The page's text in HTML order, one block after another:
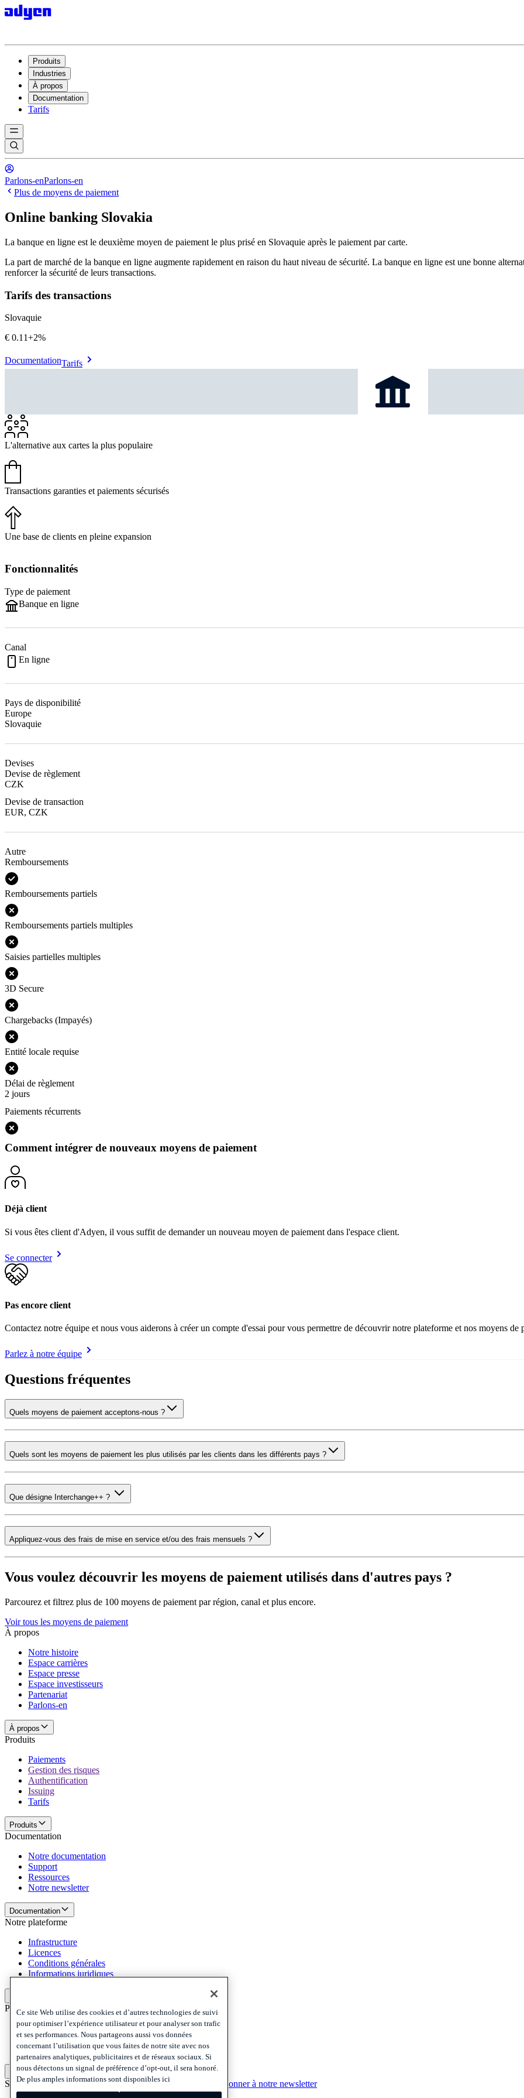
Produits
Industries
À propos
Documentation
Tarifs
Parlons-enParlons-en
Plus de moyens de paiement
Online banking Slovakia
La banque en ligne est le deuxième moyen de paiement le plus prisé en Slovaquie après le paiement par carte.
La part de marché de la banque en ligne augmente rapidement en raison du haut niveau de sécurité. La banque en ligne est une bonne
renforcer la sécurité de leurs transactions.
Tarifs des transactions
Slovaquie
€0.11+2%
DocumentationTarifs
L'alternative aux cartes la plus populaire
Transactions garanties et paiements sécurisés
Une base de clients en pleine expansion
Fonctionnalités
Type de paiement
Banque en ligne
Canal
En ligne
Pays de disponibilité
Europe
Slovaquie
Devises
Devise de règlement
CZK
Devise de transaction
EUR, CZK
Autre
Remboursements
Remboursements partiels
Remboursements partiels multiples
Saisies partielles multiples
3D Secure
Chargebacks (Impayés)
Entité locale requise
Délai de règlement
2 jours
Paiements récurrents
Comment intégrer de nouveaux moyens de paiement
Déjà client
Si vous êtes client d'Adyen, il vous suffit de demander un nouveau moyen de paiement dans l'espace client.
Se connecter
Pas encore client
Contactez notre équipe et nous vous aiderons à créer un compte d'essai pour vous permettre de découvrir notre plateforme et nos moyens de
Parlez à notre équipe
Questions fréquentes
Quels moyens de paiement acceptons-nous ?
Quels sont les moyens de paiement les plus utilisés par les clients dans les différents pays ?
Que désigne Interchange++ ?
Appliquez-vous des frais de mise en service et/ou des frais mensuels ?
Vous voulez découvrir les moyens de paiement utilisés dans d'autres pays ?
Parcourez et filtrez plus de 100 moyens de paiement par région, canal et plus encore.
Voir tous les moyens de paiement
À propos
Notre histoire
Espace carrières
Espace presse
Espace investisseurs
Partenariat
Parlons-en
À propos
Produits
Paiements
Gestion des risques
Authentification
Issuing
Tarifs
Produits
Documentation
Notre documentation
Support
Ressources
Notre newsletter
Documentation
Notre plateforme
Infrastructure
Licences
Conditions générales
Informations juridiques
Politiques et mentions légales
Privacy
Cookies
Disclaimer
Politiques et mentions légales
S'abonner à notre newsletterS'abonner à notre newsletter S'abonner à notre newsletter
Ce site Web utilise des cookies et d’autres technologies de suivi
pour optimiser l’expérience utilisateur et pour analyser son trafic
et ses performances. Nous partageons aussi vos données
concernant l’utilisation que vous faites de notre site avec nos
partenaires analytiques, publicitaires et de réseaux sociaux. Si
nous détectons un signal de préférence d’opt-out, il sera honoré.
De plus amples informations sont disponibles ici